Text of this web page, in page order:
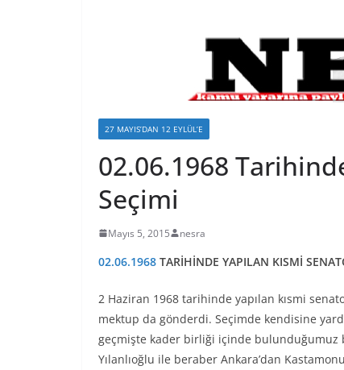
27 MAYIS’DAN 12 EYLÜL’E
02.06.1968
Seçimi
Mayıs 5, 2015 nesra
02.06.1968 TARİHİNDE YAPILAN KISMİ
2 Haziran 1968 tarihinde yapılan kısmi
mektup da gönderdi. Seçimde kendisine
geçmişte kader birliği içinde bulunduğumuz
Yılanlıoğlu ile beraber Ankara’dan